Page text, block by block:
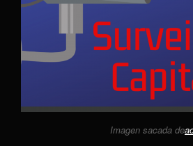
Imagen sacada de